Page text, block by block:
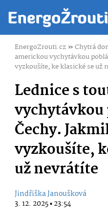
EnergoZrouti.cz»Chytrá
americkou vychytávkou
vyzkoušíte, ke klasické se už
Lednice s
Čechy.
vyzkoušíte,
už nevrátíte
Jindřiška Janoušková
3. 12. 2025 ▪ 23:54